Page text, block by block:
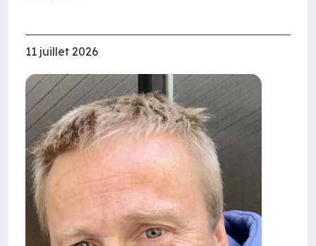
11 juillet 2026